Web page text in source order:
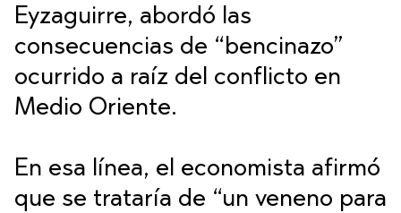
Eyzaguirre, abordó las
consecuencias de “bencinazo”
ocurrido a raíz del conflicto en
Medio Oriente.
En esa línea, el economista afirmó
que se trataría de “un veneno para